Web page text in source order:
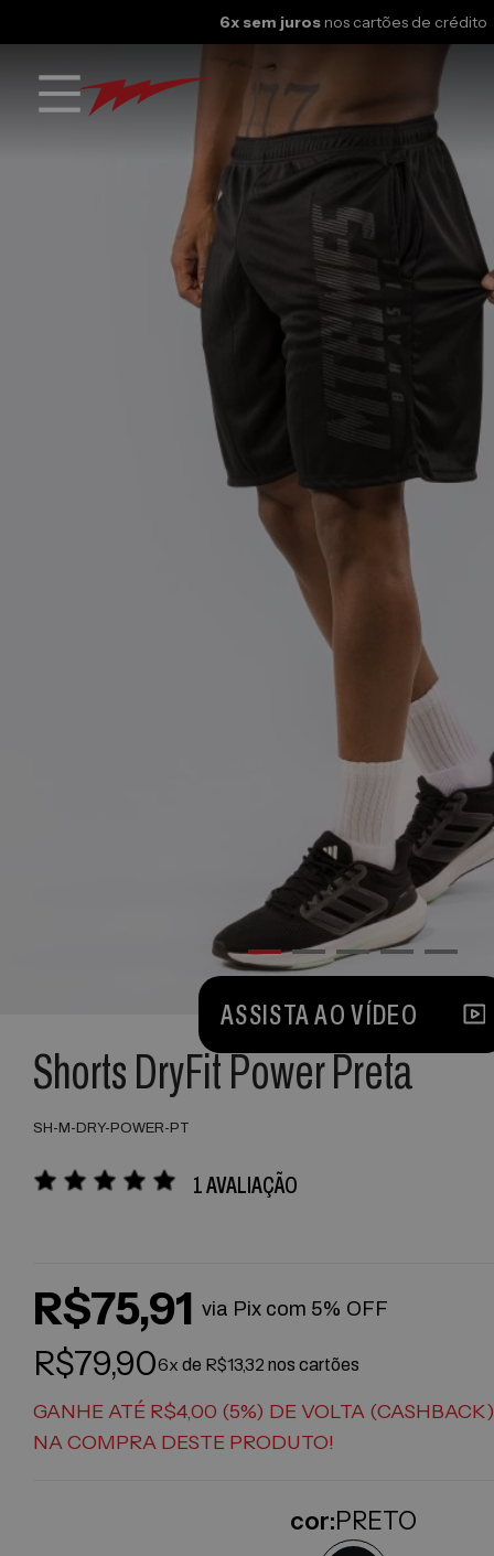
6x sem jurosnos cartões de crédito
ASSISTA AO VÍDEO
Shorts DryFit Power Preta
SH-M-DRY-POWER-PT
1 AVALIAÇÃO
R$75,91 via Pix com 5% OFF
R$79,906x de R$13,32 nos cartões
GANHE ATÉ R$4,00 (5%) DE VOLTA (CASHBACK)
NA COMPRA DESTE PRODUTO!
cor:PRETO